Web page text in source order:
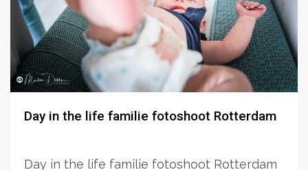
Day in the life familie fotoshoot Rotterdam
Day in the life familie fotoshoot Rotterdam